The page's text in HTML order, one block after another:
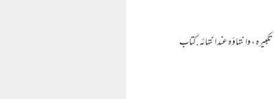
، وانتهاؤه عند انتهائه .كتاب